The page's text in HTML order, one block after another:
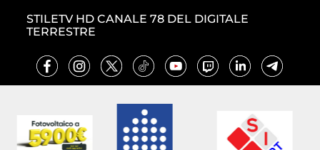
STILETV HD CANALE 78 DEL DIGITALE
TERRESTRE